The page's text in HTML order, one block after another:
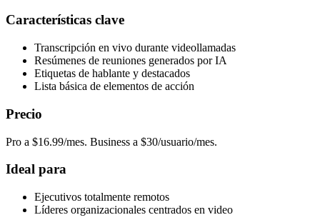
Características clave
Transcripción en vivo durante videollamadas
Resúmenes de reuniones generados por IA
Etiquetas de hablante y destacados
Lista básica de elementos de acción
Precio
Pro a $16.99/mes. Business a $30/usuario/mes.
Ideal para
Ejecutivos totalmente remotos
Líderes organizacionales centrados en video